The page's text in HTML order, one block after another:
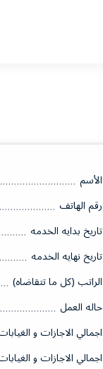
الأسم
رقم الهاتف
تاريخ بدايه الخدمه
تاريخ نهايه الخدمه
الراتب (كل ما تتقاضاه)
حاله العمل
اجمالي الاجازات و
اجمالي الاجازات و